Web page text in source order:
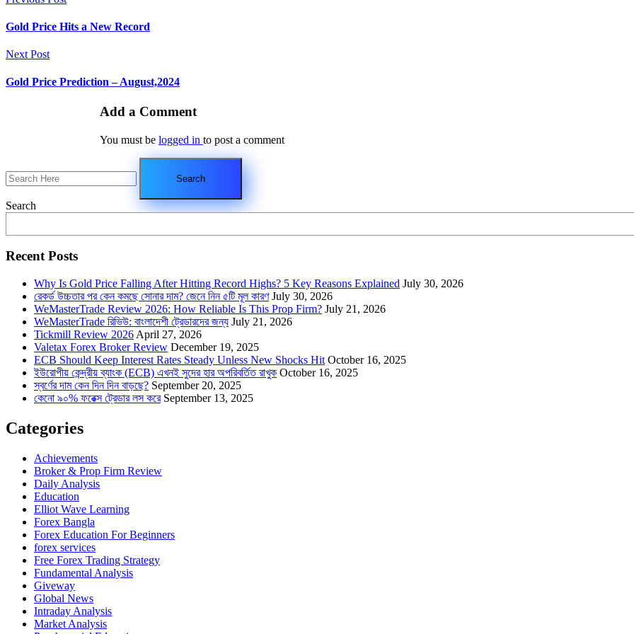
Gold Price Hits a New Record
Next Post
Gold Price Prediction – August,2024
Add a Comment
You must be logged in to post a comment
Search
Recent Posts
Why Is Gold Price Falling After Hitting Record Highs? 5 Key Reasons Explained July 30, 2026
রেকর্ড উচ্চতার পর কেন কমছে সোনার দাম? জেনে নিন ৫টি মূল কারণ July 30, 2026
WeMasterTrade Review 2026: How Reliable Is This Prop Firm? July 21, 2026
WeMasterTrade রিভিউ: বাংলাদেশী ট্রেডারদের জন্য July 21, 2026
Tickmill Review 2026 April 27, 2026
Valetax Forex Broker Review December 19, 2025
ECB Should Keep Interest Rates Steady Unless New Shocks Hit October 16, 2025
ইউরোপীয় কেন্দ্রীয় ব্যাংক (ECB) এখনই সুদের হার অপরিবর্তিত রাখুক October 16, 2025
স্বর্ণের দাম কেন দিন দিন বাড়ছে? September 20, 2025
কেনো ৯০% ফরেক্স ট্রেডার লস করে September 13, 2025
Categories
Achievements
Broker & Prop Firm Review
Daily Analysis
Education
Elliot Wave Learning
Forex Bangla
Forex Education For Beginners
forex services
Free Forex Trading Strategy
Fundamental Analysis
Giveway
Global News
Intraday Analysis
Market Analysis